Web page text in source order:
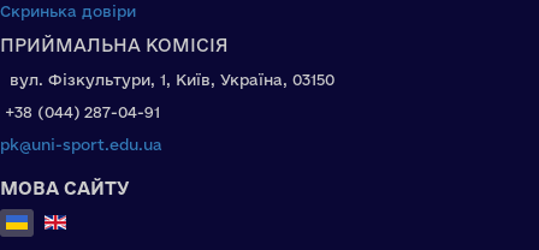
Скринька довіри
ПРИЙМАЛЬНА КОМІСІЯ
вул. Фізкультури, 1, Київ, Україна, 03150
+38 (044) 287-04-91
pk@uni-sport.edu.ua
МОВА САЙТУ
Оберіть свою мову